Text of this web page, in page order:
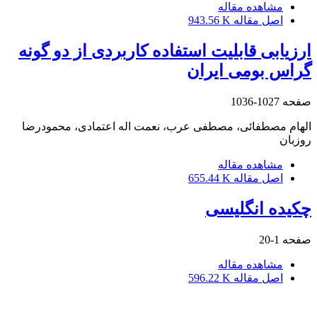
مشاهده مقاله
اصل مقاله 943.56 K
ارزیابی قابلیت استفاده کاربردی از دو گونه
گراس بومی ایران
صفحه 1027-1036
الهام مصطفائی، مصطفی عرب، نعمت اله اعتمادی، محمودرضا
روزبان
مشاهده مقاله
اصل مقاله 655.44 K
چکیده انگلیسی
صفحه 1-20
مشاهده مقاله
اصل مقاله 596.22 K